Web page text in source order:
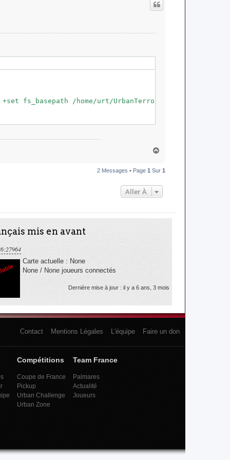
t
+set fs_basepath /home/urt/UrbanTerror43 +set
u
2 Messages • Page 1 Sur 1
Aller À
mis en avant
Carte actuelle : None
None / None joueurs connectés
Dernière mise à jour : il y a 6 ans, 3 mois
Faire un don
L'équipe
Mentions Légales
Contact
Compétitions
Coupe de France
Pickup
Urban Challenge
Urban Zone
Team France
Palmares
Actualité
Joueurs